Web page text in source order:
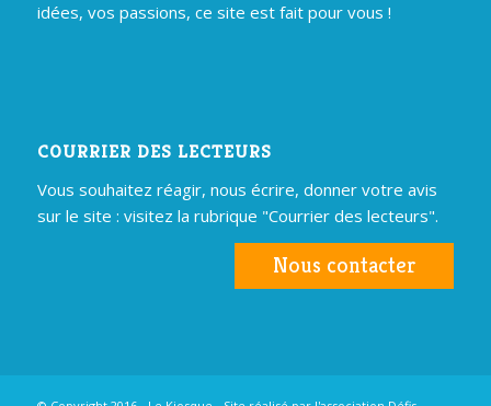
idées, vos passions, ce site est fait pour vous !
COURRIER DES LECTEURS
Vous souhaitez réagir, nous écrire, donner votre avis
sur le site : visitez la rubrique "Courrier des lecteurs".
Nous contacter